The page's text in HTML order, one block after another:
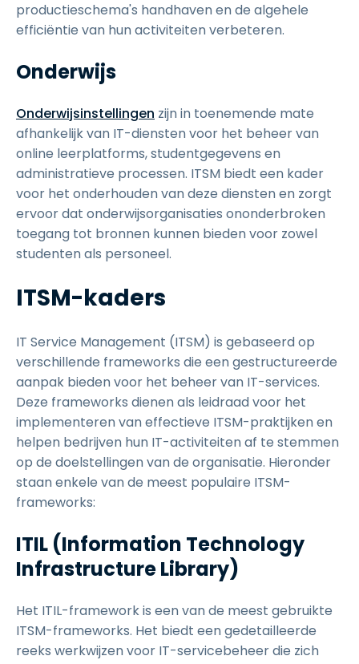
productieschema's handhaven en de algehele
efficiëntie van hun activiteiten verbeteren.
Onderwijs
Onderwijsinstellingen zijn in toenemende mate
afhankelijk van IT-diensten voor het beheer van
online leerplatforms, studentgegevens en
administratieve processen. ITSM biedt een kader
voor het onderhouden van deze diensten en zorgt
ervoor dat onderwijsorganisaties ononderbroken
toegang tot bronnen kunnen bieden voor zowel
studenten als personeel.
ITSM-kaders
IT Service Management (ITSM) is gebaseerd op
verschillende frameworks die een gestructureerde
aanpak bieden voor het beheer van IT-services.
Deze frameworks dienen als leidraad voor het
implementeren van effectieve ITSM-praktijken en
helpen bedrijven hun IT-activiteiten af te stemmen
op de doelstellingen van de organisatie. Hieronder
staan enkele van de meest populaire ITSM-
frameworks:
ITIL (Information Technology
Infrastructure Library)
Het ITIL-framework is een van de meest gebruikte
ITSM-frameworks. Het biedt een gedetailleerde
reeks werkwijzen voor IT-servicebeheer die zich